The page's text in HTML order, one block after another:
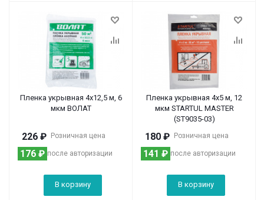
Пленка укрывная 4x12,5 м, 6
мкм ВОЛАТ
Розничная цена
226 ₽
после авторизации
176 ₽
В корзину
Пленка укрывная 4x5 м, 12
мкм STARTUL MASTER
(ST9035-03)
Розничная цена
180 ₽
после авторизации
141 ₽
В корзину